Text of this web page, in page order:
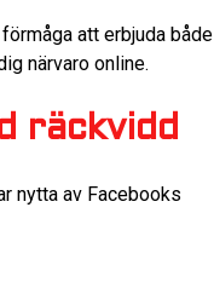
att erbjuda både
närvaro online.
räckvidd
nytta av Facebooks